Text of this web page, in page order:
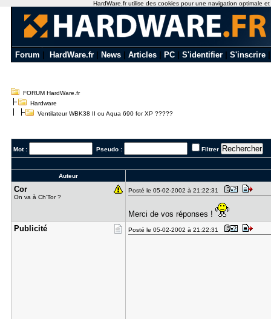
Forum HardWare.fr News Articles PC S'identifier S'inscrire
FORUM HardWare.fr
Hardware
Ventilateur WBK38 II ou Aqua 690 for XP ?????
Mot : Pseudo : Filtrer
Auteur
Cor
On va à Ch'Tor ?
Posté le 05-02-2002 à 21:22:31
Merci de vos réponses !
Publicité
Posté le 05-02-2002 à 21:22:31
HardWare.fr utilise des cookies pour une navigation optimale